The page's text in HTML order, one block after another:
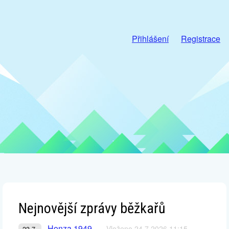
Přihlášení Registrace
Nejnovější zprávy běžkařů